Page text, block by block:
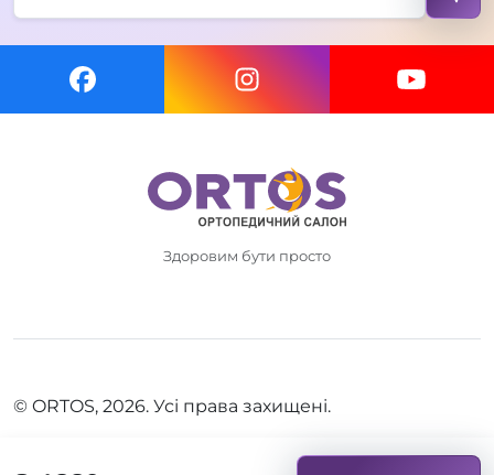
Здоровим бути просто
© ORTOS, 2026. Усі права захищені.